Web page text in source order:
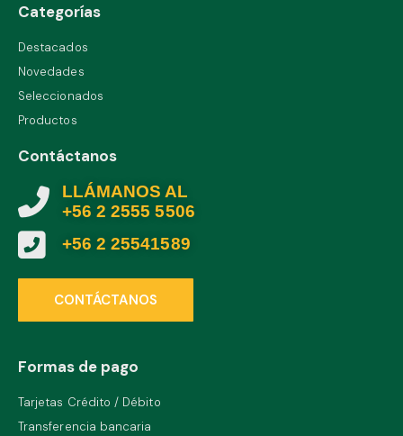
Categorías
Destacados
Novedades
Seleccionados
Productos
Contáctanos
LLÁMANOS AL
+56 2 2555 5506
+56 2 25541589
CONTÁCTANOS
Formas de pago
Tarjetas Crédito / Débito
Transferencia bancaria